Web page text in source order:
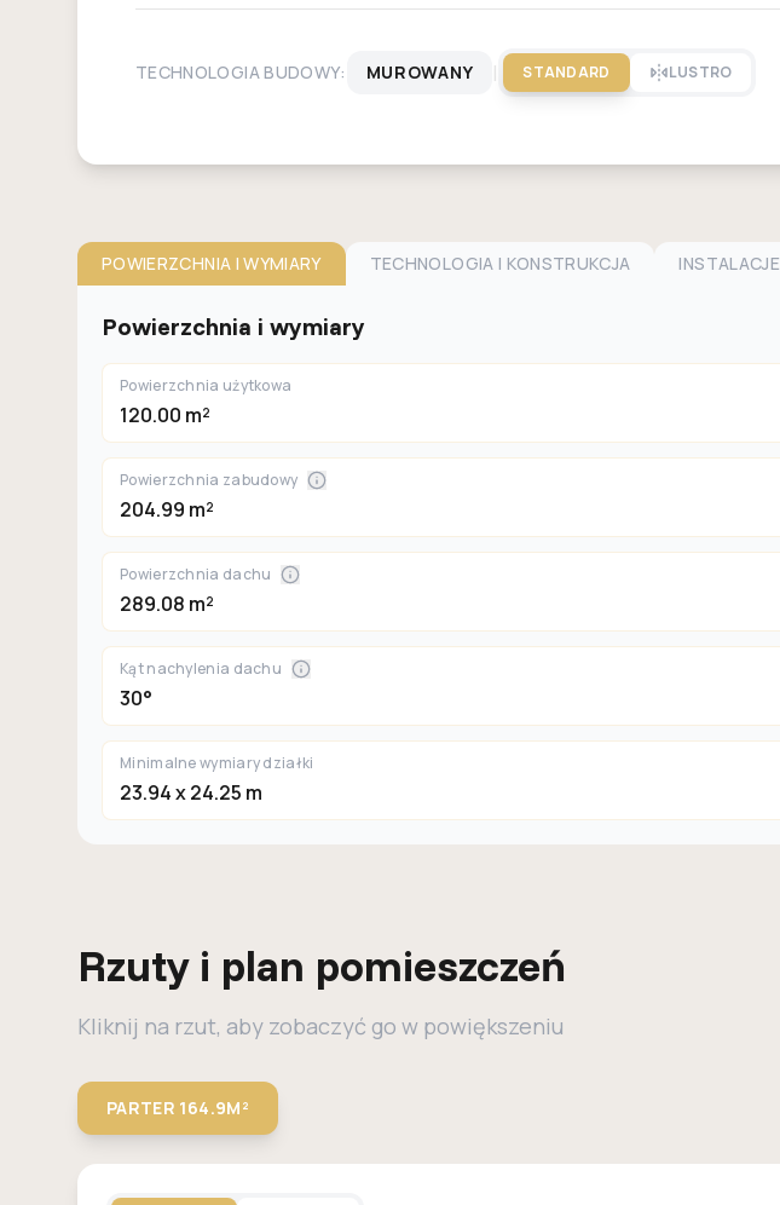
TECHNOLOGIA BUDOWY: MUROWANY | STANDARD LUSTRO
POWIERZCHNIA I WYMIARY TECHNOLOGIA I KONSTRUKCJA INSTALACJE
Powierzchnia i wymiary
Powierzchnia użytkowa
120.00 m²
Powierzchnia zabudowy
204.99 m²
Powierzchnia dachu
289.08 m²
Kąt nachylenia dachu
30°
Minimalne wymiary działki
23.94 x 24.25 m
Rzuty i plan pomieszczeń
Kliknij na rzut, aby zobaczyć go w powiększeniu
PARTER 164.9M²